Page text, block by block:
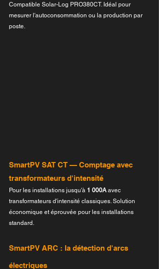
Compatible Solar-Log PRO380CT. Idéal pour
mesurer l'autoconsommation ou la production par
poste.
SmartPV SAT CT — Comptage avec
transformateurs d'intensité
Pour les installations jusqu'à 1 000A avec
transformateurs d'intensité classiques. Solution
économique et éprouvée pour les installations
standard.
SmartPV ARC : la détection d'arcs
électriques